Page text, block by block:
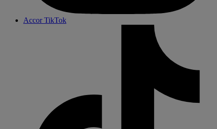
Accor TikTok